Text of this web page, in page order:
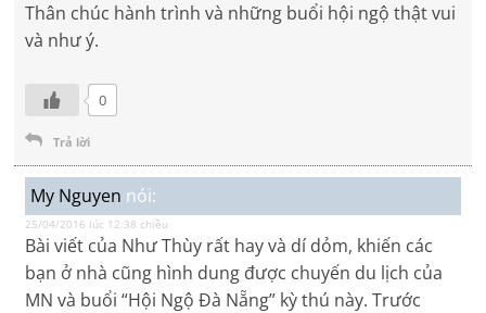
Thân chúc hành trình và những buổi hội ngộ thật vui
và như ý.
0
Trả lời
My Nguyen nói:
25/04/2016 lúc 12:38 chiều
Bài viết của Như Thùy rất hay và dí dỏm, khiến các
bạn ở nhà cũng hình dung được chuyến du lịch của
MN và buổi “Hội Ngộ Đà Nẵng” kỳ thú này. Trước